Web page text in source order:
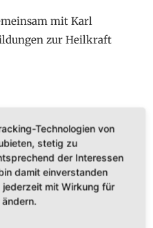
mit Karl
zur Heilkraft
Technologien von
stetig zu
der Interessen
damit einverstanden
jederzeit mit Wirkung für